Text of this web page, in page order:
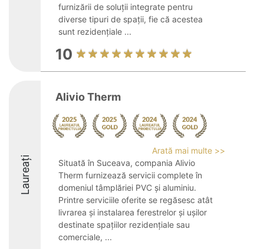
furnizării de soluții integrate pentru
diverse tipuri de spații, fie că acestea
sunt rezidențiale ...
10
Laureați
Alivio Therm
Arată mai multe >>
Situată în Suceava, compania Alivio
Therm furnizează servicii complete în
domeniul tâmplăriei PVC și aluminiu.
Printre serviciile oferite se regăsesc atât
livrarea și instalarea ferestrelor și ușilor
destinate spațiilor rezidențiale sau
comerciale, ...